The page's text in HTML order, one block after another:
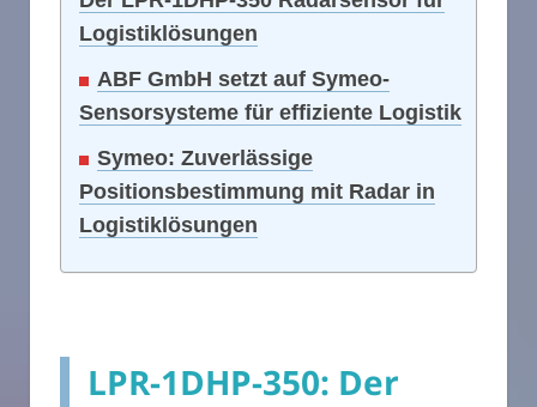
Logistiklösungen
ABF GmbH setzt auf Symeo-
Sensorsysteme für effiziente Logistik
Symeo: Zuverlässige
Positionsbestimmung mit Radar in
Logistiklösungen
LPR-1DHP-350: Der